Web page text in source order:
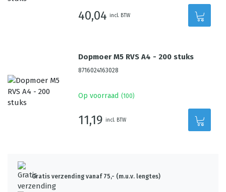
40,04 incl. BTW
Dopmoer M5 RVS A4 - 200 stuks
8716024163028
Op voorraad (100)
11,19 incl. BTW
Gratis verzending vanaf 75,- (m.u.v. lengtes)